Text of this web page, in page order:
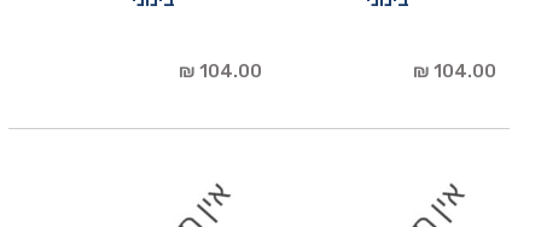
104.00 ₪
104.00 ₪